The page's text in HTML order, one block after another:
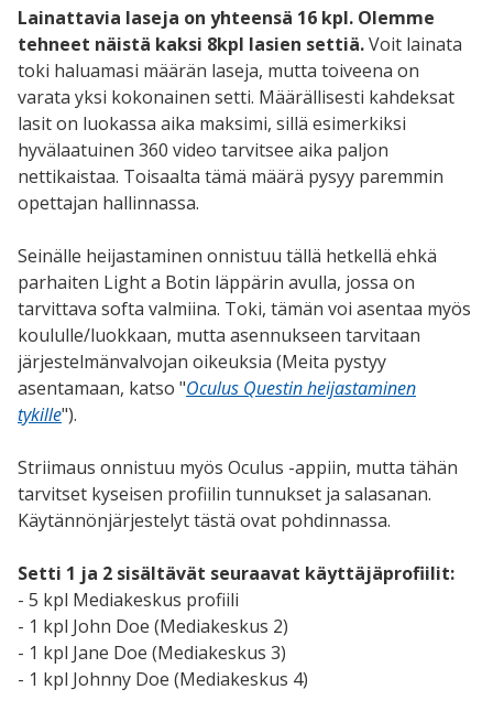
Lainattavia laseja on yhteensä 16 kpl. Olemme
tehneet näistä kaksi 8kpl lasien settiä.Voit lainata
toki haluamasi määrän laseja, mutta toiveena on
varata yksi kokonainen setti. Määrällisesti kahdeksat
lasit on luokassa aika maksimi, sillä esimerkiksi
hyvälaatuinen 360 video tarvitsee aika paljon
nettikaistaa. Toisaalta tämä määrä pysyy paremmin
opettajan hallinnassa.
Seinälle heijastaminen onnistuu tällä hetkellä ehkä
parhaiten Light a Botin läppärin avulla, jossa on
tarvittava softa valmiina. Toki, tämän voi asentaa myös
koululle/luokkaan, mutta asennukseen tarvitaan
järjestelmänvalvojan oikeuksia (Meita pystyy
asentamaan, katso "Oculus Questin heijastaminen
tykille").
Striimaus onnistuu myös Oculus -appiin, mutta tähän
tarvitset kyseisen profiilin tunnukset ja salasanan.
Käytännönjärjestelyt tästä ovat pohdinnassa.
Setti 1 ja 2 sisältävät seuraavat käyttäjäprofiilit:
- 5 kpl Mediakeskus profiili
- 1 kpl John Doe (Mediakeskus 2)
- 1 kpl Jane Doe (Mediakeskus 3)
- 1 kpl Johnny Doe (Mediakeskus 4)